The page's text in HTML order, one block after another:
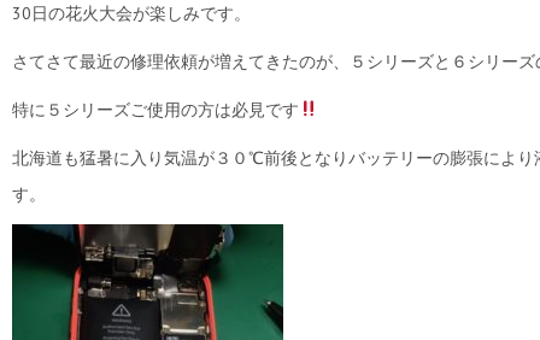
30日の花火大会が楽しみです。
さてさて最近の修理依頼が増えてきたのが、５シリーズと６シリー
特に５シリーズご使用の方は必見です
北海道も猛暑に入り気温が３０℃前後となりバッテリーの膨張によ
す。